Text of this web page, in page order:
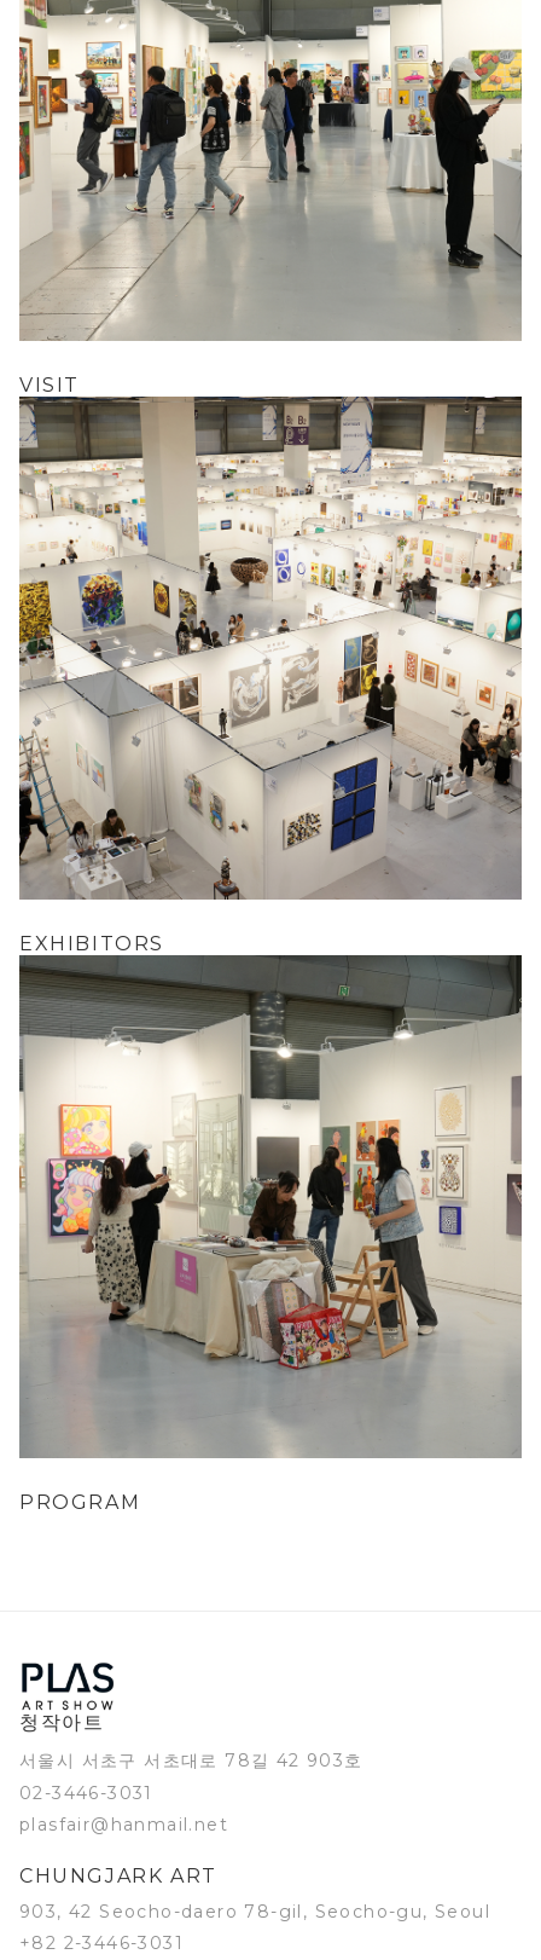
VISIT
EXHIBITORS
PROGRAM
청작아트
서울시 서초구 서초대로 78길 42 903호
02-3446-3031
plasfair@hanmail.net
CHUNGJARK ART
903, 42 Seocho-daero 78-gil, Seocho-gu, Seoul
+82 2-3446-3031